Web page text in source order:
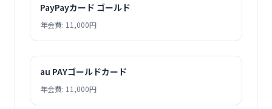
PayPayカード ゴールド
年会費: 11,000円
au PAYゴールドカード
年会費: 11,000円